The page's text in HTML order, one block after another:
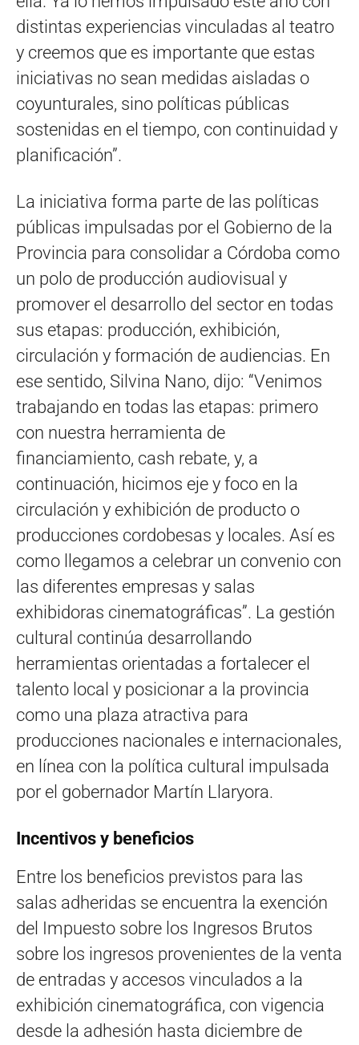
distintas experiencias vinculadas al teatro
y creemos que es importante que estas
iniciativas no sean medidas aisladas o
coyunturales, sino políticas públicas
sostenidas en el tiempo, con continuidad y
planificación”.
La iniciativa forma parte de las políticas
públicas impulsadas por el Gobierno de la
Provincia para consolidar a Córdoba como
un polo de producción audiovisual y
promover el desarrollo del sector en todas
sus etapas: producción, exhibición,
circulación y formación de audiencias. En
ese sentido, Silvina Nano, dijo: “Venimos
trabajando en todas las etapas: primero
con nuestra herramienta de
financiamiento, cash rebate, y, a
continuación, hicimos eje y foco en la
circulación y exhibición de producto o
producciones cordobesas y locales. Así es
como llegamos a celebrar un convenio con
las diferentes empresas y salas
exhibidoras cinematográficas”. La gestión
cultural continúa desarrollando
herramientas orientadas a fortalecer el
talento local y posicionar a la provincia
como una plaza atractiva para
producciones nacionales e internacionales,
en línea con la política cultural impulsada
por el gobernador Martín Llaryora.
Incentivos y beneficios
Entre los beneficios previstos para las
salas adheridas se encuentra la exención
del Impuesto sobre los Ingresos Brutos
sobre los ingresos provenientes de la venta
de entradas y accesos vinculados a la
exhibición cinematográfica, con vigencia
desde la adhesión hasta diciembre de